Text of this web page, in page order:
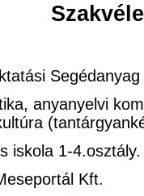
anyanyelvi
iskola 1-4.osztály.
Kft.